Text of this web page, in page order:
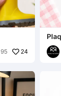
95 24